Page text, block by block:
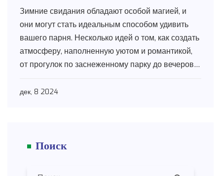
Зимние свидания обладают особой магией, и
они могут стать идеальным способом удивить
вашего парня. Несколько идей о том, как создать
атмосферу, наполненную уютом и романтикой,
от прогулок по заснеженному парку до вечеров у
в парке дадут возможность провести время на
мероприятия в зависимости от предпочтений
дек, 8 2024
Поиск